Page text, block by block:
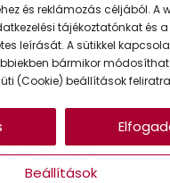
Ft
és reklámozás céljából. A
tájékoztatónkat és
leírását. A sütikkel
bármikor
(Cookie) beállítások
Beállítások